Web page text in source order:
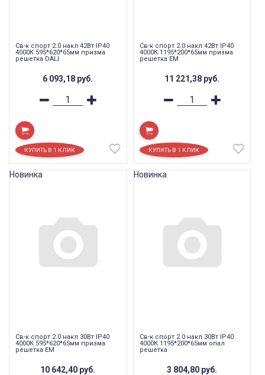
Св-к спорт 2.0 накл 42Вт IP40
4000К 595*620*65мм призма
решетка DALI
6 093,18 руб.
Св-к спорт 2.0 накл 42Вт IP40
4000К 1195*200*65мм призма
решетка EM
11 221,38 руб.
Св-к спорт 2.0 накл 30Вт IP40
4000К 595*620*65мм призма
решетка EM
10 642,40 руб.
Новинка
Св-к спорт 2.0 накл 30Вт IP40
4000К 1195*200*65мм опал
решетка
3 804,80 руб.
Новинка